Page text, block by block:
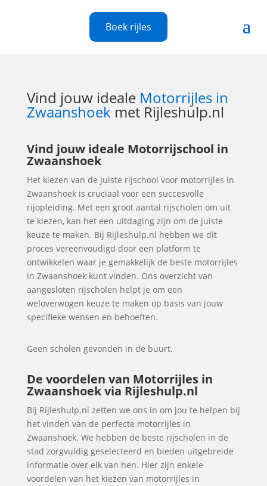
Boek rijles
Vind jouw ideale Motorrijles in
Zwaanshoek met Rijleshulp.nl
Vind jouw ideale Motorrijschool in
Zwaanshoek
Het kiezen van de juiste rijschool voor motorrijles in
Zwaanshoek is cruciaal voor een succesvolle
rijopleiding. Met een groot aantal rijscholen om uit
te kiezen, kan het een uitdaging zijn om de juiste
keuze te maken. Bij Rijleshulp.nl hebben we dit
proces vereenvoudigd door een platform te
ontwikkelen waar je gemakkelijk de beste motorrijles
in Zwaanshoek kunt vinden. Ons overzicht van
aangesloten rijscholen helpt je om een
weloverwogen keuze te maken op basis van jouw
specifieke wensen en behoeften.
Geen scholen gevonden in de buurt.
De voordelen van Motorrijles in
Zwaanshoek via Rijleshulp.nl
Bij Rijleshulp.nl zetten we ons in om jou te helpen bij
het vinden van de perfecte motorrijles in
Zwaanshoek. We hebben de beste rijscholen in de
stad zorgvuldig geselecteerd en bieden uitgebreide
informatie over elk van hen. Hier zijn enkele
voordelen van het kiezen van motorrijles in